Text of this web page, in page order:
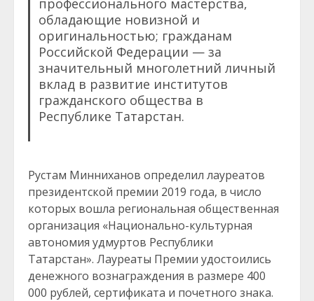
профессионального мастерства,
обладающие новизной и
оригинальностью; гражданам
Российской Федерации — за
значительный многолетний личный
вклад в развитие институтов
гражданского общества в
Республике Татарстан.
Рустам Минниханов определил лауреатов
президентской премии 2019 года, в число
которых вошла региональная общественная
организация «Национально-культурная
автономия удмуртов Республики
Татарстан». Лауреаты Премии удостоились
денежного вознаграждения в размере 400
000 рублей, сертификата и почетного знака.